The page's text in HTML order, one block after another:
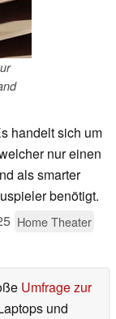
handelt sich um
nur einen
als smarter
benötigt.
Home Theater
Umfrage zur
und